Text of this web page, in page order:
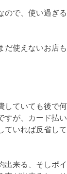
ので、使い過ぎる
だ使えないお店も
していても後で何
すが、カード払い
ていれば反省して
出来る、そしポイ